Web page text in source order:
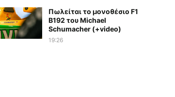
Πωλείται το μονοθέσιο F1
B192 του Michael
Schumacher (+video)
19:26